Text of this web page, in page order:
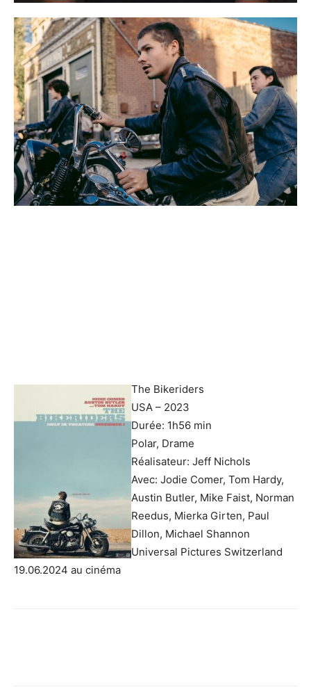
The Bikeriders
USA – 2023
Durée: 1h56 min
Polar, Drame
Réalisateur: Jeff Nichols
Avec: Jodie Comer, Tom Hardy,
Austin Butler, Mike Faist, Norman
Reedus, Mierka Girten, Paul
Dillon, Michael Shannon
Universal Pictures Switzerland
19.06.2024 au cinéma